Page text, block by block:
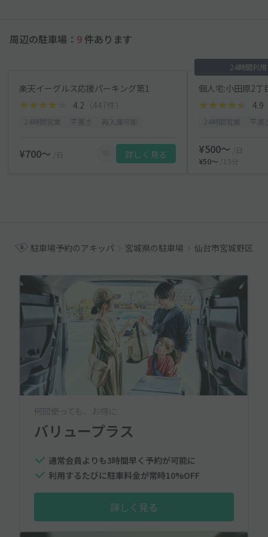
周辺の駐車場： 9 件あります
楽天イーグルス応援パーキング第1
4.2 （447件）
¥700〜 /日 詳しく見る
24時間利
個人宅:小田原2丁
4.9
¥500〜
/日
¥50〜
/15分
駐車場予約のアキッパ 宮城県の駐車場 仙台市宮城野区の
何回使っても、お得に
バリュープラス
通常会員よりも3時間早く予約が可能に
利用するたびに駐車料金が常時10%OFF
詳しく見る